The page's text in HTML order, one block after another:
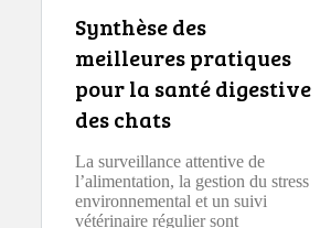
Synthèse des
meilleures pratiques
pour la santé digestive
des chats
La surveillance attentive de
l’alimentation, la gestion du stress
environnemental et un suivi
vétérinaire régulier sont